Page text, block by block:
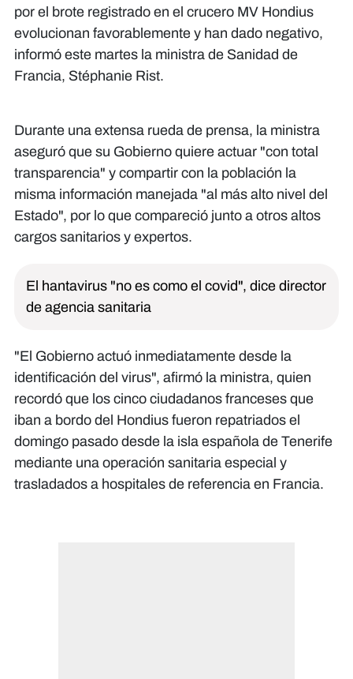
por el brote registrado en el crucero MV Hondius
evolucionan favorablemente y han dado negativo,
informó este martes la ministra de Sanidad de
Francia, Stéphanie Rist.
Durante una extensa rueda de prensa, la ministra
aseguró que su Gobierno quiere actuar "con total
transparencia" y compartir con la población la
misma información manejada "al más alto nivel del
Estado", por lo que compareció junto a otros altos
cargos sanitarios y expertos.
El hantavirus "no es como el covid", dice director
de agencia sanitaria
"El Gobierno actuó inmediatamente desde la
identificación del virus", afirmó la ministra, quien
recordó que los cinco ciudadanos franceses que
iban a bordo del Hondius fueron repatriados el
domingo pasado desde la isla española de Tenerife
mediante una operación sanitaria especial y
trasladados a hospitales de referencia en Francia.